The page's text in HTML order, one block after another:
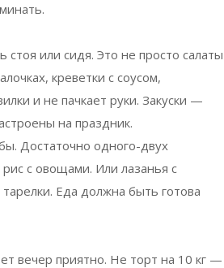
стоя или сидя. Это не просто салаты
креветки с соусом,
и не пачкает руки. Закуски —
на праздник.
Достаточно одного-двух
с овощами. Или лазанья с
Еда должна быть готова
вечер приятно. Не торт на 10 кг —